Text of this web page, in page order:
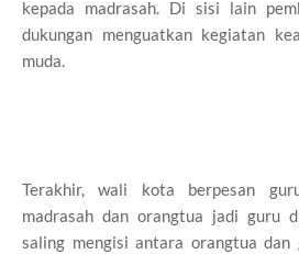
kepada madrasah. Di sisi lain
dukungan menguatkan kegiatan
muda.
Terakhir, wali kota berpesan
madrasah dan orangtua jadi guru
saling mengisi antara orangtua dan